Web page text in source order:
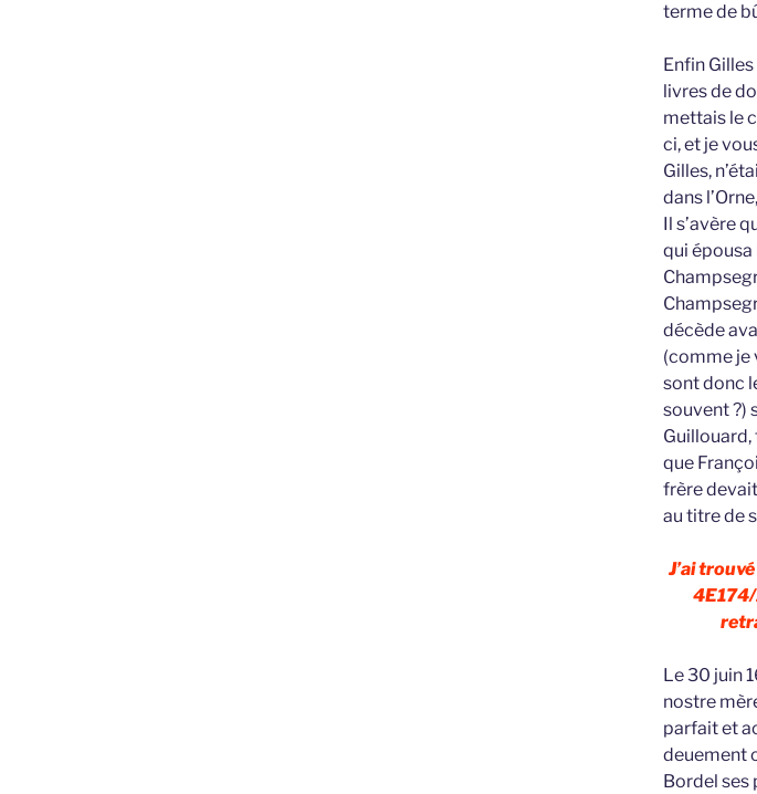
terme de
Enfin
livres de
mettais le
ci, et je
Gilles,
dans
Il s’avère
qui épousa
décède
(comme je
sont donc
souvent ?)
Guillouard,
que
frère
au titre de
J’ai
Le 30 juin
nostre
parfait et
deuement
Bordel ses